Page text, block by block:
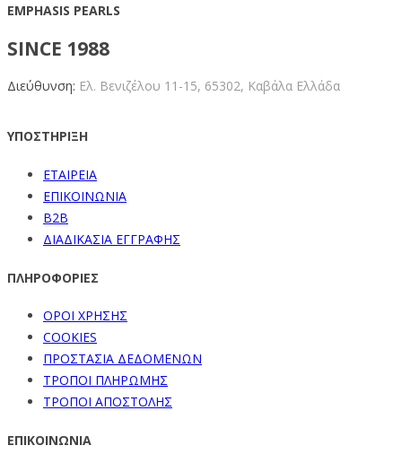
EMPHASIS PEARLS
SINCE 1988
Διεύθυνση: Ελ. Βενιζέλου 11-15, 65302, Καβάλα Ελλάδα
ΥΠΟΣΤΗΡΙΞΗ
ΕΤΑΙΡΕΙΑ
ΕΠΙΚΟΙΝΩΝΙΑ
B2B
ΔΙΑΔΙΚΑΣΙΑ ΕΓΓΡΑΦΗΣ
ΠΛΗΡΟΦΟΡΙΕΣ
ΟΡΟΙ ΧΡΗΣΗΣ
COOKIES
ΠΡΟΣΤΑΣΙΑ ΔΕΔΟΜΕΝΩΝ
ΤΡΟΠΟΙ ΠΛΗΡΩΜΗΣ
ΤΡΟΠΟΙ ΑΠΟΣΤΟΛΗΣ
ΕΠΙΚΟΙΝΩΝΙΑ